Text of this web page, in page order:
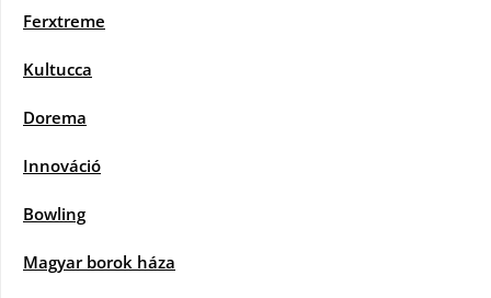
Ferxtreme
Kultucca
Dorema
Innováció
Bowling
Magyar borok háza